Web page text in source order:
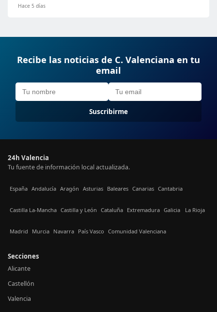
Hace 5 días
Recibe las noticias de C. Valenciana en tu
email
Suscribirme
24h Valencia
Tu fuente de información local actualizada.
España Andalucía Aragón Asturias Baleares Canarias Cantabria
Castilla La-Mancha Castilla y León Cataluña Extremadura Galicia La Rioja
Madrid Murcia Navarra País Vasco Comunidad Valenciana
Secciones
Alicante
Castellón
Valencia